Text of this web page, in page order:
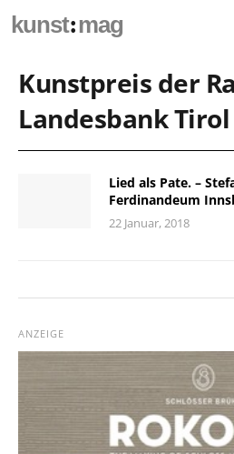
kunst:mag
Kunstpreis der
Landesbank Tirol
Lied als Pate. –
Ferdinandeum
22 Januar, 2018
ANZEIGE